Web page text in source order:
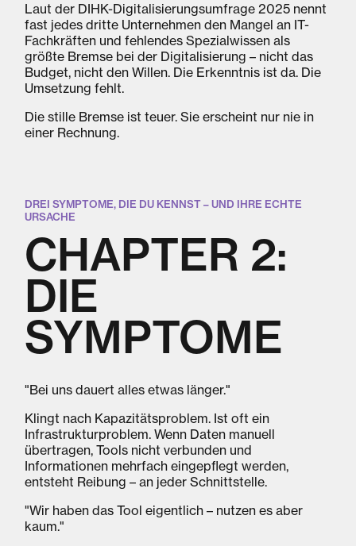
Laut der DIHK-Digitalisierungsumfrage 2025 nennt
fast jedes dritte Unternehmen den Mangel an IT-
Fachkräften und fehlendes Spezialwissen als
größte Bremse bei der Digitalisierung – nicht das
Budget, nicht den Willen. Die Erkenntnis ist da. Die
Umsetzung fehlt.
Die stille Bremse ist teuer. Sie erscheint nur nie in
einer Rechnung.
DREI SYMPTOME, DIE DU KENNST – UND IHRE ECHTE
URSACHE
CHAPTER 2:
DIE
SYMPTOME
"Bei uns dauert alles etwas länger."
Klingt nach Kapazitätsproblem. Ist oft ein
Infrastrukturproblem. Wenn Daten manuell
übertragen, Tools nicht verbunden und
Informationen mehrfach eingepflegt werden,
entsteht Reibung – an jeder Schnittstelle.
"Wir haben das Tool eigentlich – nutzen es aber
kaum."